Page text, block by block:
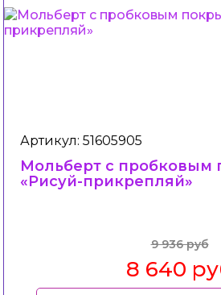
Артикул: 51605905
Мольберт с пробковым
«Рисуй-прикрепляй»
9 936 руб
8 640